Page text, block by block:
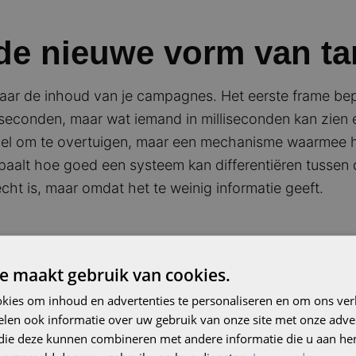
nieuwe vorm van
de inhoud van je campagnes. Het eerste frame
maar wat iemand in milliseconden kan
om te overtuigen, maar een mechanisme waarmee
hoe goed een systeem kan differentiëren tussen
is, maar omdat het te weinig informatie geeft.
niet leidt tot
maakt gebruik van cookies.
om inhoud en advertenties te personaliseren en om ons
ook informatie over uw gebruik van onze site met onze
deze kunnen combineren met andere informatie die u aan